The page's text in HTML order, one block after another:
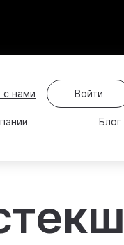
с нами Войти
Блог